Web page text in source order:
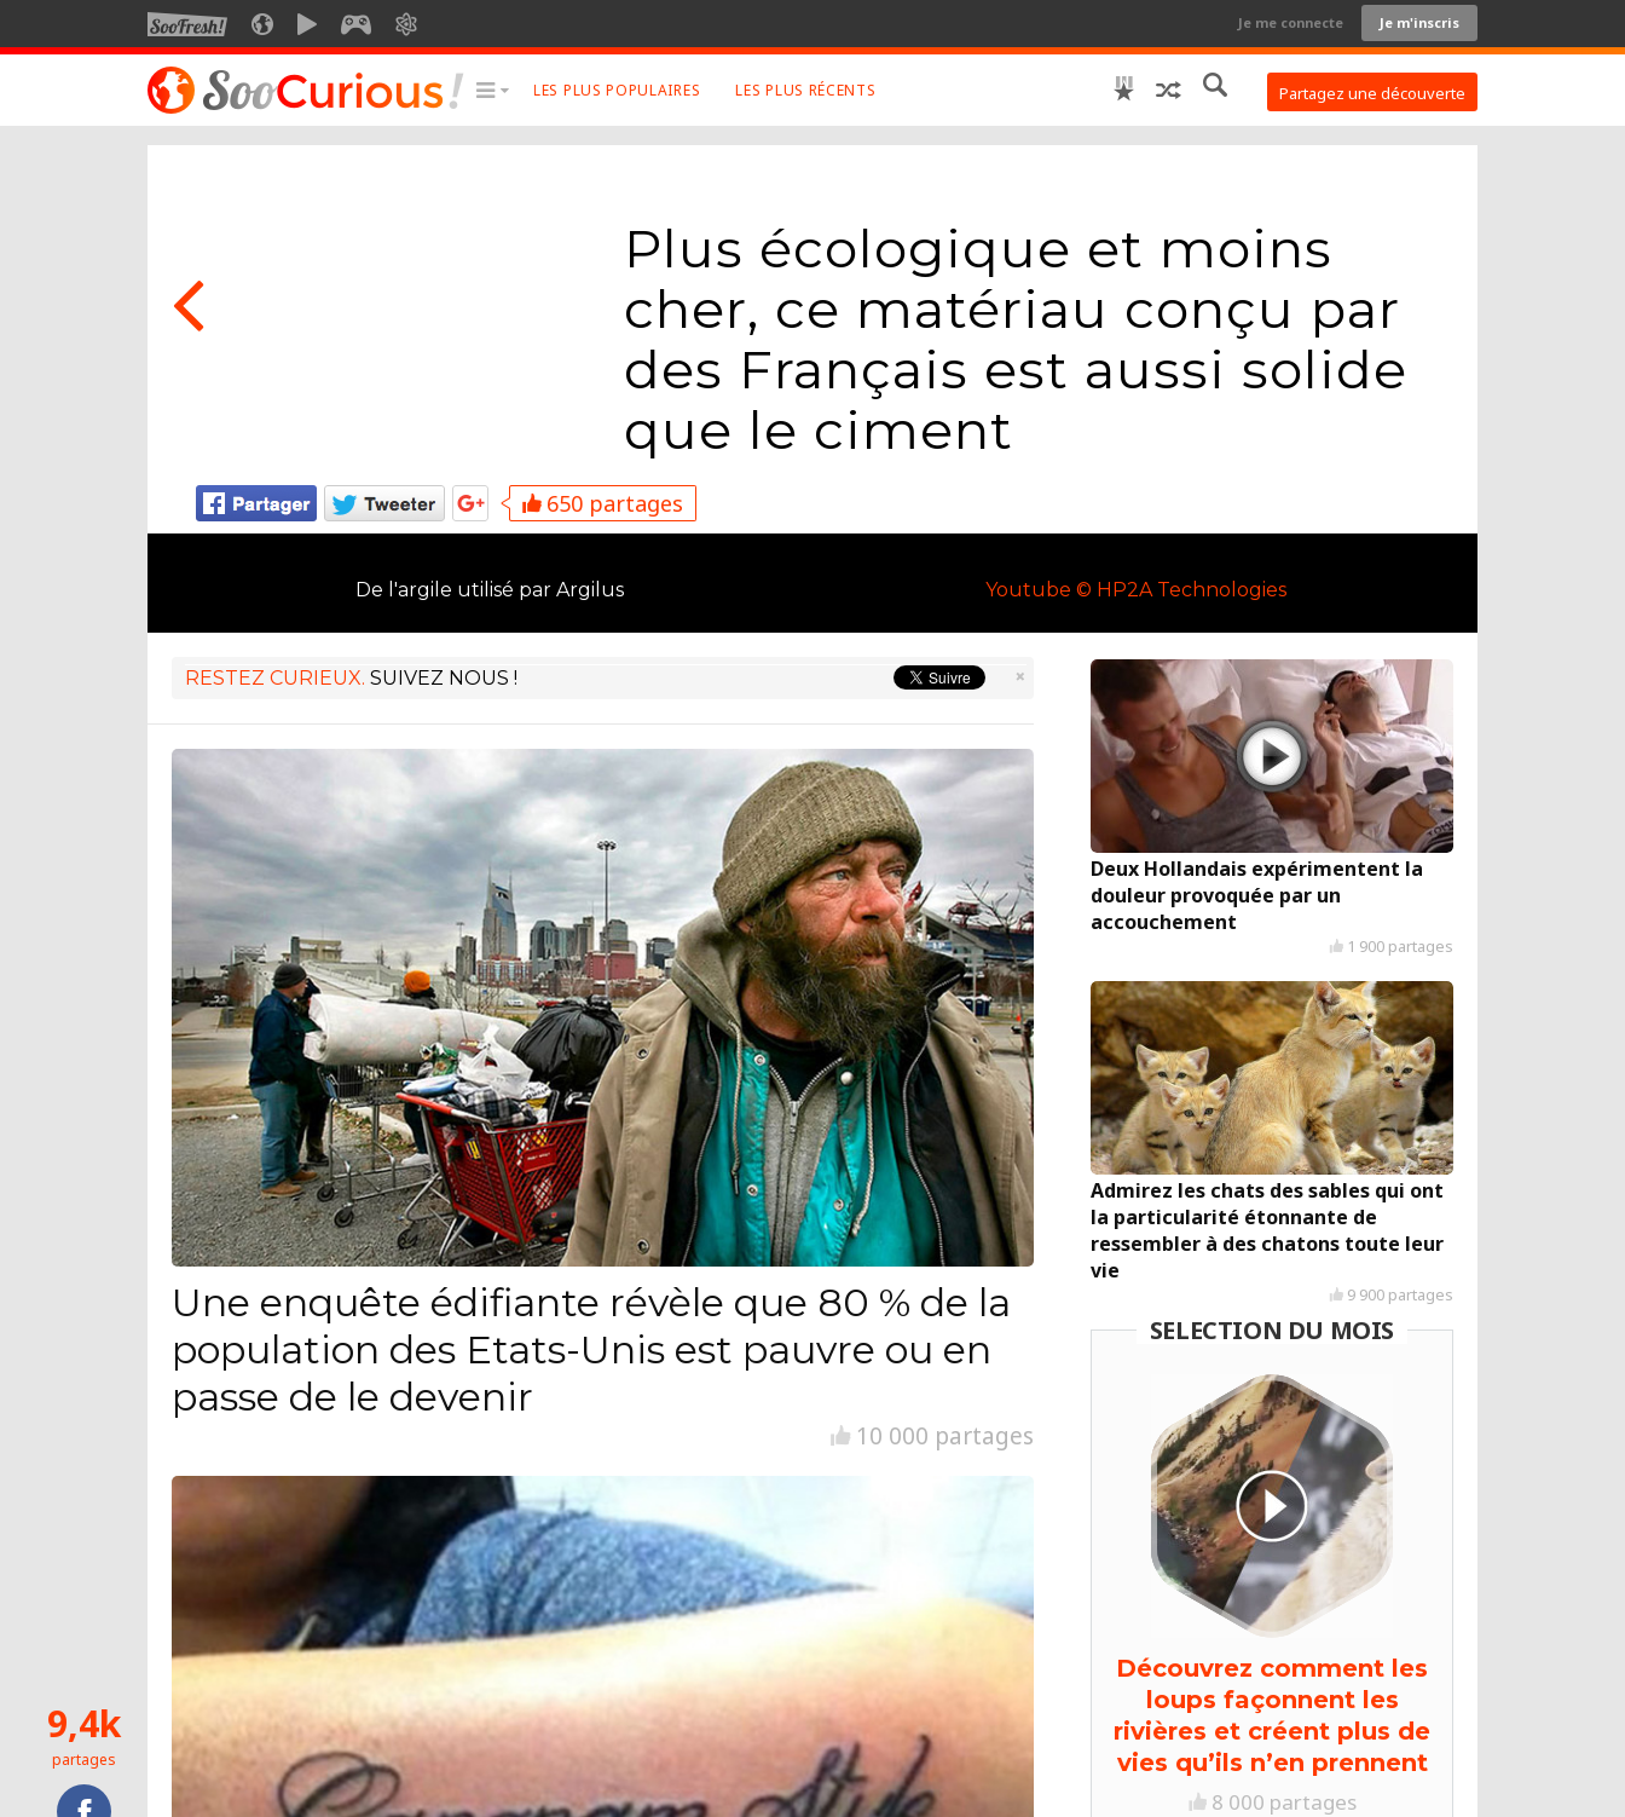
SOOFRESHSOOCURIOUSSOOMOTIONSOOGEEK Je me connecte Je m'inscris
Photographies
Twitter
Google+
Mentions Légales
LES PLUS POPULAIRES LES PLUS RÉCENTS Partagez une découverte
Plus écologique et moins
cher, ce matériau conçu par
des Français est aussi solide
que le ciment
650 partages
De l'argile utilisé par Argilus Youtube © HP2A Technologies
×
RESTEZ CURIEUX. SUIVEZ NOUS !
Une enquête édifiante révèle que 80 % de la
population des Etats-Unis est pauvre ou en
passe de le devenir
10 000 partages
Deux Hollandais expérimentent la
douleur provoquée par un
accouchement
1 900 partages
Admirez les chats des sables qui ont
la particularité étonnante de
ressembler à des chatons toute leur
vie
9 900 partages
SELECTION DU MOIS
Découvrez comment les
loups façonnent les
rivières et créent plus de
vies qu’ils n’en prennent
8 000 partages
9,4k
partages